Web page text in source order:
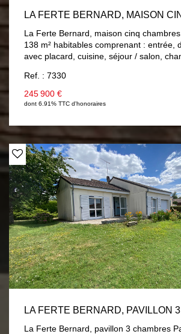
La Ferte Bernard, maison cinq chambres Maison de ville
138 m² habitables comprenant : entrée,
avec placard, cuisine, séjour / salon,
wc. Double vitrage PVC, Chauffage
Sous-sol : buanderie, atelier et un garage. Jardin 649
clos avec trois garages.
Ref. : 7330
245 900 €
dont 6.91% TTC d'honoraires
LA FERTE BERNARD, PAVILLON
La Ferte Bernard, pavillon 3 chambres